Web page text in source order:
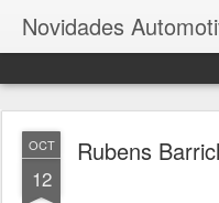
Novidades
OCT
12
Rubens